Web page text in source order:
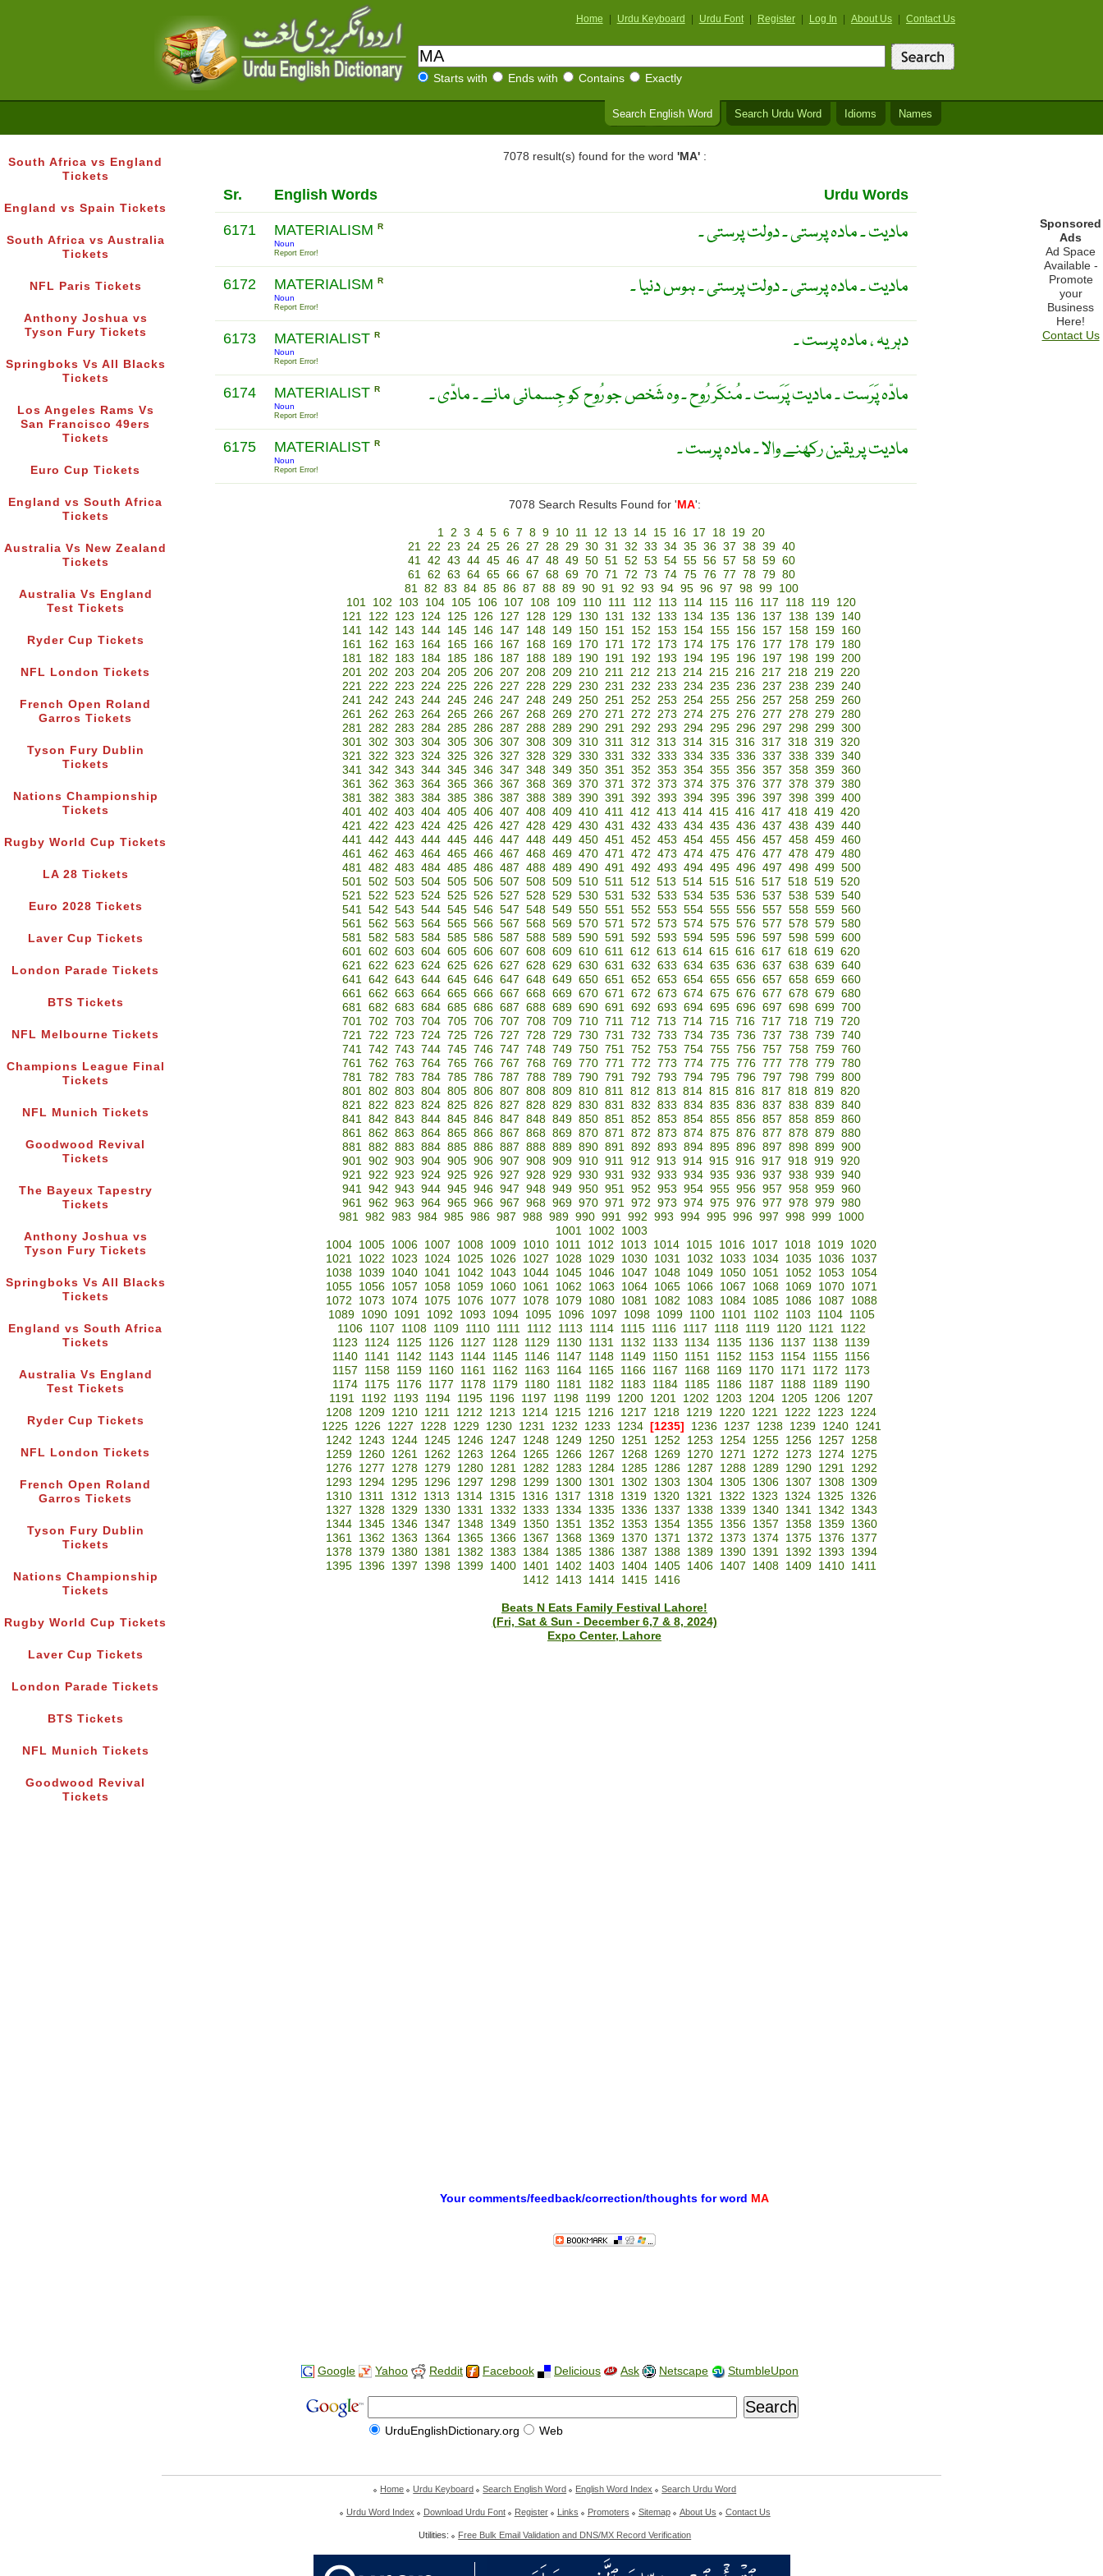
Home Urdu Keyboard Urdu Font Register Log In About Us Contact Us
Starts with Ends with Contains Exactly
Search English Word Search Urdu Word Idioms Names
South Africa vs England
Tickets
England vs Spain Tickets
South Africa vs Australia
Tickets
NFL Paris Tickets
Anthony Joshua vs
Tyson Fury Tickets
Springboks Vs All Blacks
Tickets
Los Angeles Rams Vs
San Francisco 49ers
Tickets
Euro Cup Tickets
England vs South Africa
Tickets
Australia Vs New Zealand
Tickets
Australia Vs England
Test Tickets
Ryder Cup Tickets
NFL London Tickets
French Open Roland
Garros Tickets
Tyson Fury Dublin
Tickets
Nations Championship
Tickets
Rugby World Cup Tickets
LA 28 Tickets
Euro 2028 Tickets
Laver Cup Tickets
London Parade Tickets
BTS Tickets
NFL Melbourne Tickets
Champions League Final
Tickets
NFL Munich Tickets
Goodwood Revival
Tickets
The Bayeux Tapestry
Tickets
Anthony Joshua vs
Tyson Fury Tickets
Springboks Vs All Blacks
Tickets
England vs South Africa
Tickets
Australia Vs England
Test Tickets
Ryder Cup Tickets
NFL London Tickets
French Open Roland
Garros Tickets
Tyson Fury Dublin
Tickets
Nations Championship
Tickets
Rugby World Cup Tickets
Laver Cup Tickets
London Parade Tickets
BTS Tickets
NFL Munich Tickets
Goodwood Revival
Tickets
7078 result(s) found for the word 'MA':
Sr. English Words Urdu Words
6171 MATERIALISM R
Noun
Report Error!
مادیت ۔ مادہ پرستی ۔ دولت پرستی ۔
6172 MATERIALISM R
Noun
Report Error!
مادیت ۔ مادہ پرستی ۔ دولت پرستی ۔ ہوس دنیا ۔
6173 MATERIALIST R
Noun
Report Error!
دہریہ ، مادہ پرست ۔
6174 MATERIALIST R
Noun
Report Error!
مادّہ پَرَست ۔ مادیت پَرَست ۔ مُنکَر رُوح ۔ وہ شَخص جو رُوح کو جِسمانی مانے ۔ مادّی ۔
6175 MATERIALIST R
Noun
Report Error!
مادیت پر یقین رکھنے والا ۔ مادہ پرست ۔
7078 Search Results Found for ' MA':
1 2 3 4 5 6 7 8 9 10 11 12 13 14 15 16 17 18 19 20
21 22 23 24 25 26 27 28 29 30 31 32 33 34 35 36 37 38 39 40
41 42 43 44 45 46 47 48 49 50 51 52 53 54 55 56 57 58 59 60
61 62 63 64 65 66 67 68 69 70 71 72 73 74 75 76 77 78 79 80
81 82 83 84 85 86 87 88 89 90 91 92 93 94 95 96 97 98 99
100
101 102 103 104 105 106 107 108 109 110 111 112 113 114 115 116 117 118 119 120
121
122 123 124 125 126 127 128 129 130 131 132 133 134 135 136 137 138 139
140
141
142 143 144 145 146 147 148 149 150 151 152 153 154 155 156 157 158 159
160
161
162 163 164 165 166 167 168 169 170 171 172 173 174 175 176 177 178 179
180
181
182 183 184 185 186 187 188 189 190 191 192 193 194 195 196 197 198 199 200
201 202 203 204 205 206 207 208 209 210 211 212 213 214 215 216 217 218 219 220
221 222 223 224 225 226 227 228 229 230 231 232 233 234 235 236 237 238 239 240
241 242 243 244 245 246 247 248 249 250 251 252 253 254 255 256 257 258 259 260
261 262 263 264 265 266 267 268 269 270 271 272 273 274 275 276 277 278 279 280
281 282 283 284 285 286 287 288 289 290 291 292 293 294 295 296 297 298 299 300
301 302 303 304 305 306 307 308 309 310 311 312 313 314 315 316 317 318 319 320
321 322 323 324 325 326 327 328 329 330 331 332 333 334 335 336 337 338 339 340
341 342 343 344 345 346 347 348 349 350 351 352 353 354 355 356 357 358 359 360
361 362 363 364 365 366 367 368 369 370 371 372 373 374 375 376 377 378 379 380
381 382 383 384 385 386 387 388 389 390 391 392 393 394 395 396 397 398 399 400
401 402 403 404 405 406 407 408 409 410 411 412 413 414 415 416 417 418 419 420
421 422 423 424 425 426 427 428 429 430 431 432 433 434 435 436 437 438 439 440
441 442 443 444 445 446 447 448 449 450 451 452 453 454 455 456 457 458 459 460
461 462 463 464 465 466 467 468 469 470 471 472 473 474 475 476 477 478 479 480
481 482 483 484 485 486 487 488 489 490 491 492 493 494 495 496 497 498 499 500
501 502 503 504 505 506 507 508 509 510 511 512 513 514 515 516 517 518 519 520
521 522 523 524 525 526 527 528 529 530 531 532 533 534 535 536 537 538 539 540
541 542 543 544 545 546 547 548 549 550 551 552 553 554 555 556 557 558 559 560
561 562 563 564 565 566 567 568 569 570 571 572 573 574 575 576 577 578 579 580
581 582 583 584 585 586 587 588 589 590 591 592 593 594 595 596 597 598 599 600
601 602 603 604 605 606 607 608 609 610 611 612 613 614 615 616 617 618 619 620
621 622 623 624 625 626 627 628 629 630 631 632 633 634 635 636 637 638 639 640
641 642 643 644 645 646 647 648 649 650 651 652 653 654 655 656 657 658 659 660
661 662 663 664 665 666 667 668 669 670 671 672 673 674 675 676 677 678 679 680
681 682 683 684 685 686 687 688 689 690 691 692 693 694 695 696 697 698 699 700
701 702 703 704 705 706 707 708 709 710 711 712 713 714 715 716 717 718 719 720
721 722 723 724 725 726 727 728 729 730 731 732 733 734 735 736 737 738 739 740
741 742 743 744 745 746 747 748 749 750 751 752 753 754 755 756 757 758 759 760
761 762 763 764 765 766 767 768 769 770 771 772 773 774 775 776 777 778 779 780
781 782 783 784 785 786 787 788 789 790 791 792 793 794 795 796 797 798 799 800
801 802 803 804 805 806 807 808 809 810 811 812 813 814 815 816 817 818 819 820
821 822 823 824 825 826 827 828 829 830 831 832 833 834 835 836 837 838 839 840
841 842 843 844 845 846 847 848 849 850 851 852 853 854 855 856 857 858 859 860
861 862 863 864 865 866 867 868 869 870 871 872 873 874 875 876 877 878 879 880
881 882 883 884 885 886 887 888 889 890 891 892 893 894 895 896 897 898 899 900
901 902 903 904 905 906 907 908 909 910 911 912 913 914 915 916 917 918 919 920
921 922 923 924 925 926 927 928 929 930 931 932 933 934 935 936 937 938 939 940
941 942 943 944 945 946 947 948 949 950 951 952 953 954 955 956 957 958 959 960
961 962 963 964 965 966 967 968 969 970 971 972 973 974 975 976 977 978 979 980
981 982 983 984 985 986 987 988 989 990 991 992 993 994 995 996 997 998 999
1000
1001
1002
1003
1004 1005 1006 1007 1008 1009 1010 1011 1012 1013 1014 1015 1016 1017 1018 1019 1020
1021
1022 1023 1024 1025 1026 1027 1028 1029 1030 1031 1032 1033 1034 1035 1036
1037
1038
1039 1040 1041 1042 1043 1044 1045 1046 1047 1048 1049 1050 1051 1052 1053
1054
1055
1056 1057 1058 1059 1060 1061 1062 1063 1064 1065 1066 1067 1068 1069 1070
1071
1072
1073 1074 1075 1076 1077 1078 1079 1080 1081 1082 1083 1084 1085 1086 1087
1088
1089
1090 1091 1092 1093 1094 1095 1096 1097 1098 1099 1100 1101 1102 1103 1104
1105
1106
1107 1108 1109 1110 1111 1112 1113 1114 1115 1116 1117 1118 1119 1120 1121
1122
1123
1124 1125 1126 1127 1128 1129 1130 1131 1132 1133 1134 1135 1136 1137 1138 1139
1140 1141 1142 1143 1144 1145 1146 1147 1148 1149 1150 1151 1152 1153 1154 1155 1156
1157
1158 1159 1160 1161 1162 1163 1164 1165 1166 1167 1168 1169 1170 1171 1172
1173
1174 1175 1176 1177 1178 1179 1180 1181 1182 1183 1184 1185 1186 1187 1188 1189 1190
1191 1192 1193 1194 1195 1196 1197 1198 1199 1200 1201 1202 1203 1204 1205 1206 1207
1208 1209 1210 1211 1212 1213 1214 1215 1216 1217 1218 1219 1220 1221 1222 1223
1224
1225
1226 1227 1228 1229 1230 1231 1232 1233 1234 [1235] 1236 1237 1238 1239 1240
1241
1242
1243 1244 1245 1246 1247 1248 1249 1250 1251 1252 1253 1254 1255 1256 1257
1258
1259
1260 1261 1262 1263 1264 1265 1266 1267 1268 1269 1270 1271 1272 1273 1274
1275
1276
1277 1278 1279 1280 1281 1282 1283 1284 1285 1286 1287 1288 1289 1290 1291
1292
1293
1294 1295 1296 1297 1298 1299 1300 1301 1302 1303 1304 1305 1306 1307 1308
1309
1310 1311 1312 1313 1314 1315 1316 1317 1318 1319 1320 1321 1322 1323 1324 1325 1326
1327
1328 1329 1330 1331 1332 1333 1334 1335 1336 1337 1338 1339 1340 1341 1342
1343
1344
1345 1346 1347 1348 1349 1350 1351 1352 1353 1354 1355 1356 1357 1358 1359
1360
1361
1362 1363 1364 1365 1366 1367 1368 1369 1370 1371 1372 1373 1374 1375 1376
1377
1378
1379 1380 1381 1382 1383 1384 1385 1386 1387 1388 1389 1390 1391 1392 1393
1394
1395 1396 1397 1398 1399 1400 1401 1402 1403 1404 1405 1406 1407 1408 1409 1410 1411
1412
1413 1414 1415 1416
Beats N Eats Family Festival Lahore!
(Fri, Sat & Sun - December 6,7 & 8, 2024)
Expo Center, Lahore
Your comments/feedback/correction/thoughts for word MA
Sponsored
Ads
Ad Space
Available -
Promote
your
Business
Here!
Contact Us
Google Yahoo Reddit Facebook Delicious Ask Netscape StumbleUpon
UrduEnglishDictionary.org Web
Home Urdu Keyboard Search English Word English Word Index Search Urdu Word
Urdu Word Index Download Urdu Font Register Links Promoters Sitemap About Us Contact Us
Utilities: Free Bulk Email Validation and DNS/MX Record Verification